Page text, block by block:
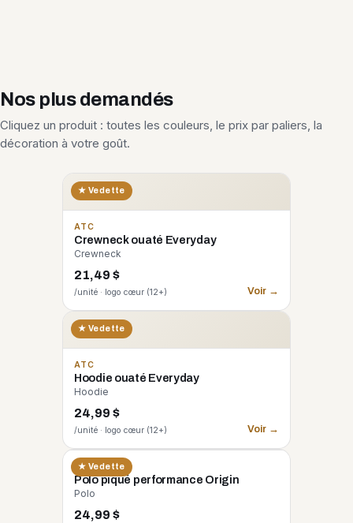
Nos plus demandés
Cliquez un produit : toutes les couleurs, le prix par paliers, la
décoration à votre goût.
★ Vedette
ATC
Crewneck ouaté Everyday
Crewneck
21,49 $
/unité · logo cœur (12+) Voir →
★ Vedette
ATC
Hoodie ouaté Everyday
Hoodie
24,99 $
/unité · logo cœur (12+) Voir →
★ Vedette
CORE 365
Polo piqué performance Origin
Polo
24,99 $